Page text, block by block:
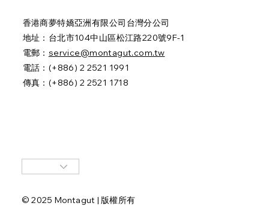
香港商夢特嬌亞洲有限公司台灣分公司
地址：台北市104中山區松江路220號9F-1
電郵： service@montagut.com.tw
電話：(+886) 2 2521 1991
傳真：(+886) 2 2521 1718
© 2025 Montagut | 版權所有